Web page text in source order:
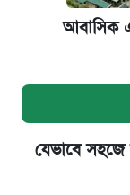
আবাসিক
যেভাবে